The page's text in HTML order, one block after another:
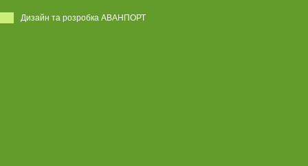
Дизайн та розробка АВАНПОРТ